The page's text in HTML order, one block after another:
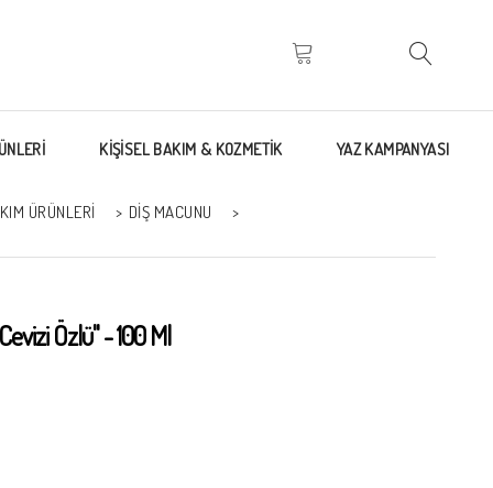
KİŞİSEL BAKIM & KOZMETİK YAZ KAMPANYASI
ÜRÜNLERI > DIŞ MACUNU
>
Özlü'' - 100 Ml